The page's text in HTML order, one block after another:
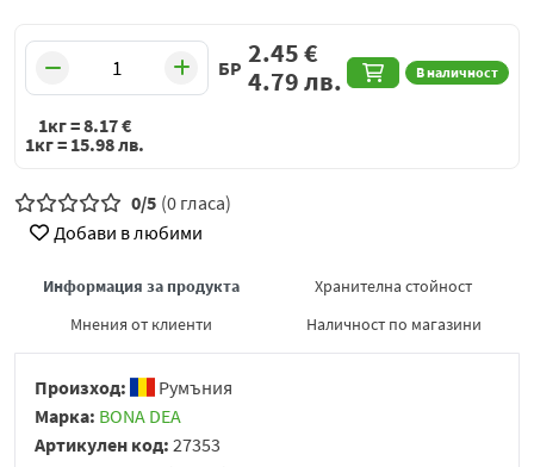
БР В наличност
2.45€
4.79лв.
1кг =8.17€
1кг = 15.98лв.
0/5 (0 гласа)
Добави в любими
Информация за продукта
Хранителна стойност
Мнения от клиенти
Наличност по магазини
Произход:
Румъния
Марка: BONA DEA
Артикулен код: 27353